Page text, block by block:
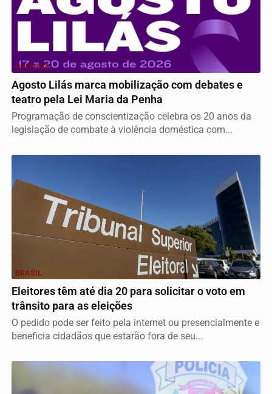
POLÍTICA
Agosto Lilás marca mobilização com debates e
teatro pela Lei Maria da Penha
Programação de conscientização celebra os 20 anos da
legislação de combate à violência doméstica com...
BRASIL
Eleitores têm até dia 20 para solicitar o voto em
trânsito para as eleições
O pedido pode ser feito pela internet ou presencialmente e
beneficia cidadãos que estarão fora de seu...